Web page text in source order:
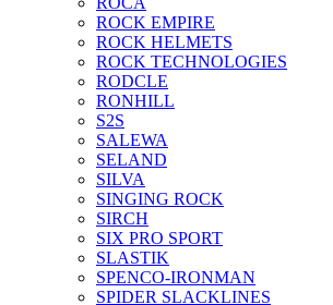
ROCK EMPIRE
ROCK HELMETS
ROCK TECHNOLOGIES
RODCLE
RONHILL
S2S
SALEWA
SELAND
SILVA
SINGING ROCK
SIRCH
SIX PRO SPORT
SLASTIK
SPENCO-IRONMAN
SPIDER SLACKLINES